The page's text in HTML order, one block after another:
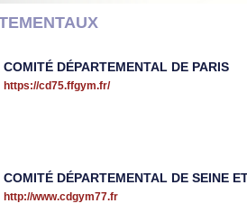
COMITÉ DÉPARTEMENTAL DE PARIS
https://cd75.ffgym.fr/
COMITÉ DÉPARTEMENTAL DE SEINE
http://www.cdgym77.fr